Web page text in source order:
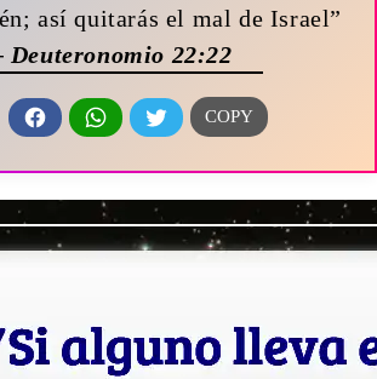
así quitarás el mal de Israel”
22:22